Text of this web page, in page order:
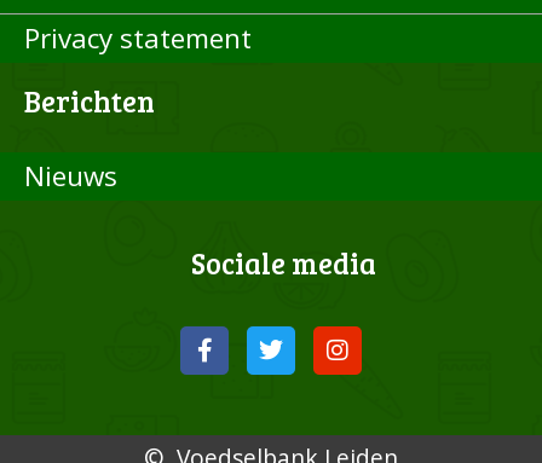
Privacy statement
Berichten
Nieuws
Sociale media